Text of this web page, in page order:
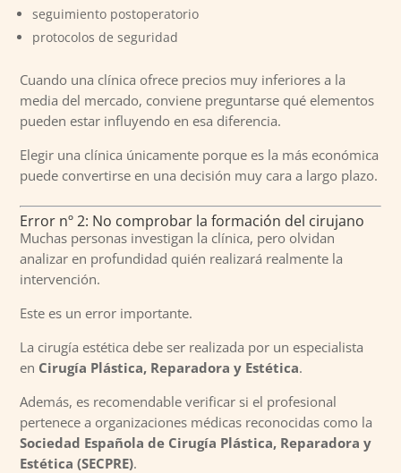
seguimiento postoperatorio
protocolos de seguridad
Cuando una clínica ofrece precios muy inferiores a la
media del mercado, conviene preguntarse qué elementos
pueden estar influyendo en esa diferencia.
Elegir una clínica únicamente porque es la más económica
puede convertirse en una decisión muy cara a largo plazo.
Error nº 2: No comprobar la formación del cirujano
Muchas personas investigan la clínica, pero olvidan
analizar en profundidad quién realizará realmente la
intervención.
Este es un error importante.
La cirugía estética debe ser realizada por un especialista
en Cirugía Plástica, Reparadora y Estética.
Además, es recomendable verificar si el profesional
pertenece a organizaciones médicas reconocidas como la
Sociedad Española de Cirugía Plástica, Reparadora y
Estética (SECPRE).